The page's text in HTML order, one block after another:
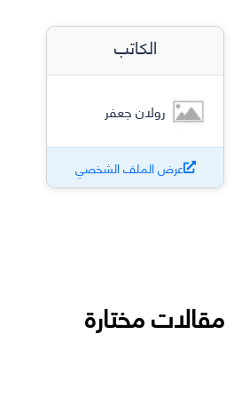
الكاتب
رولان جعفر
عرض الملف الشخصي
مقالات مختارة